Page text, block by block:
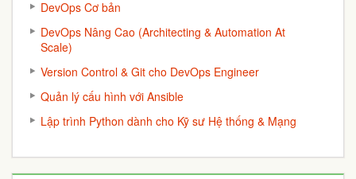
DevOps Cơ bản
DevOps Nâng Cao (Architecting & Automation At
Scale)
Version Control & Git cho DevOps Engineer
Quản lý cấu hình với Ansible
Lập trình Python dành cho Kỹ sư Hệ thống & Mạng